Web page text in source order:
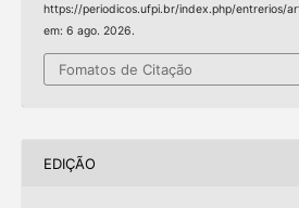
https://periodicos.ufpi.br/index.php/
em: 6 ago. 2026.
Fomatos de Citação
EDIÇÃO